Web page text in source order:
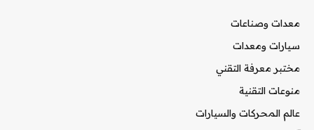
معدات وصناعات
سيارات ومعدات
مختبر معرفة التقني
منوعات التقنية
عالم المحركات والسيارات